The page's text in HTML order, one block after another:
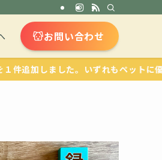
お問い合わせ
しました。いずれもペットに優し